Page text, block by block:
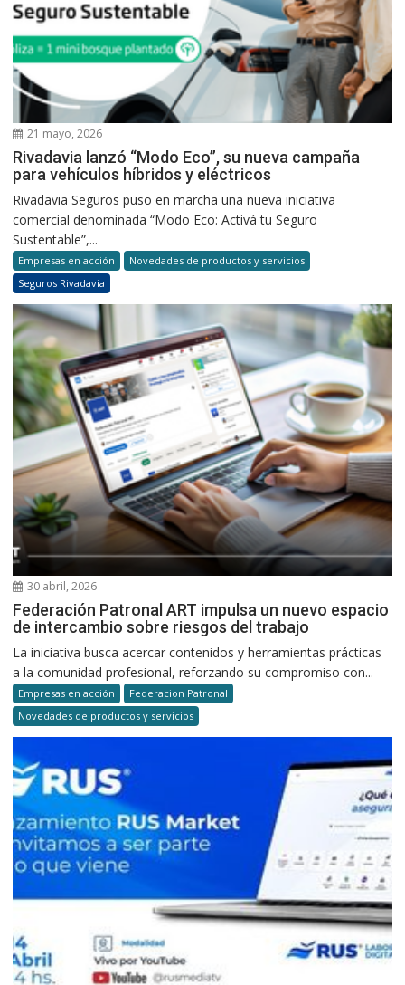
21 mayo, 2026
Rivadavia lanzó “Modo Eco”, su nueva campaña
para vehículos híbridos y eléctricos
Rivadavia Seguros puso en marcha una nueva iniciativa
comercial denominada “Modo Eco: Activá tu Seguro
Sustentable”,...
Empresas en acción
Novedades de productos y servicios
Seguros Rivadavia
30 abril, 2026
Federación Patronal ART impulsa un nuevo espacio
de intercambio sobre riesgos del trabajo
La iniciativa busca acercar contenidos y herramientas prácticas
a la comunidad profesional, reforzando su compromiso con...
Empresas en acción
Federacion Patronal
Novedades de productos y servicios